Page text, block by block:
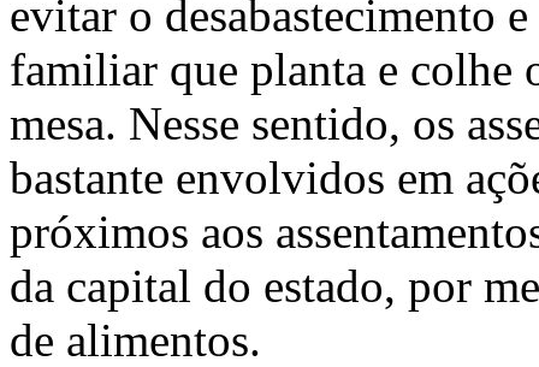
evitar o desabastecimento
familiar que planta e colhe
mesa. Nesse sentido, os
bastante envolvidos em
próximos aos
da capital do estado, por
de alimentos.